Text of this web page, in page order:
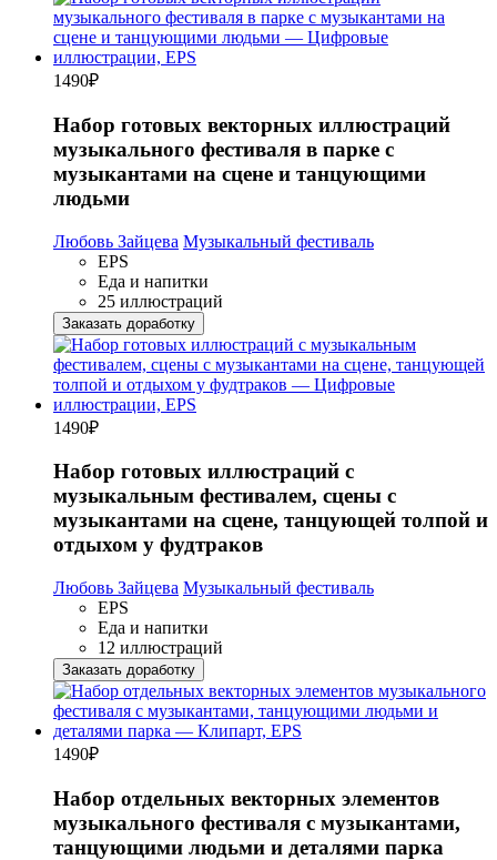
1490₽
Набор готовых векторных иллюстраций
музыкального фестиваля в парке с
музыкантами на сцене и танцующими
людьми
Любовь Зайцева Музыкальный фестиваль
EPS
Еда и напитки
25 иллюстраций
Заказать доработку
1490₽
Набор готовых иллюстраций с
музыкальным фестивалем, сцены с
музыкантами на сцене, танцующей толпой и
отдыхом у фудтраков
Любовь Зайцева Музыкальный фестиваль
EPS
Еда и напитки
12 иллюстраций
Заказать доработку
1490₽
Набор отдельных векторных элементов
музыкального фестиваля с музыкантами,
танцующими людьми и деталями парка